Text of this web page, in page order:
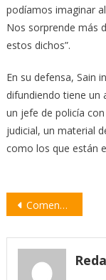
podíamos imaginar
Nos sorprende más
estos dichos”.
En su defensa, Sain
difundiendo tiene un
un jefe de policía
judicial, un material
como los que están
Navegación
entradas
Comenzó el operativo de vacunación docente en Villa Constitución